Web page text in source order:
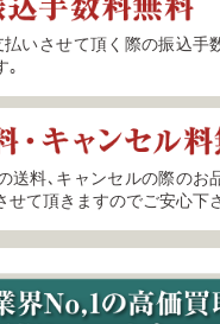
いさせて頂く際の振込手
｡
送料､キャンセルの際のお
せて頂きますのでご安心下